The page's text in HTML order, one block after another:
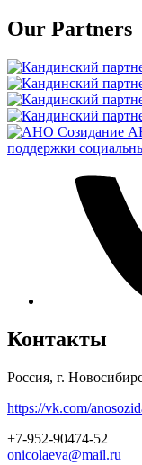
Our Partners
поддержки
Контакты
Россия, г.
https://vk.com/
+7-952-90474-52
onicolaeva@mail.ru